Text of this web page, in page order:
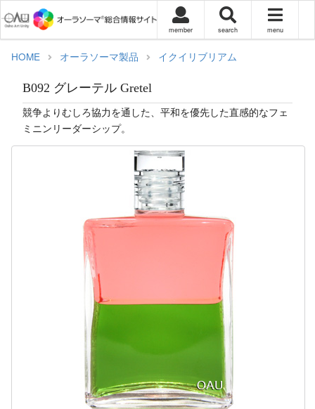
member search menu
HOME オーラソーマ製品 イクイリブリアム
B092 グレーテル Gretel
競争よりむしろ協力を通した、平和を優先した直感的なフェ
ミニンリーダーシップ。